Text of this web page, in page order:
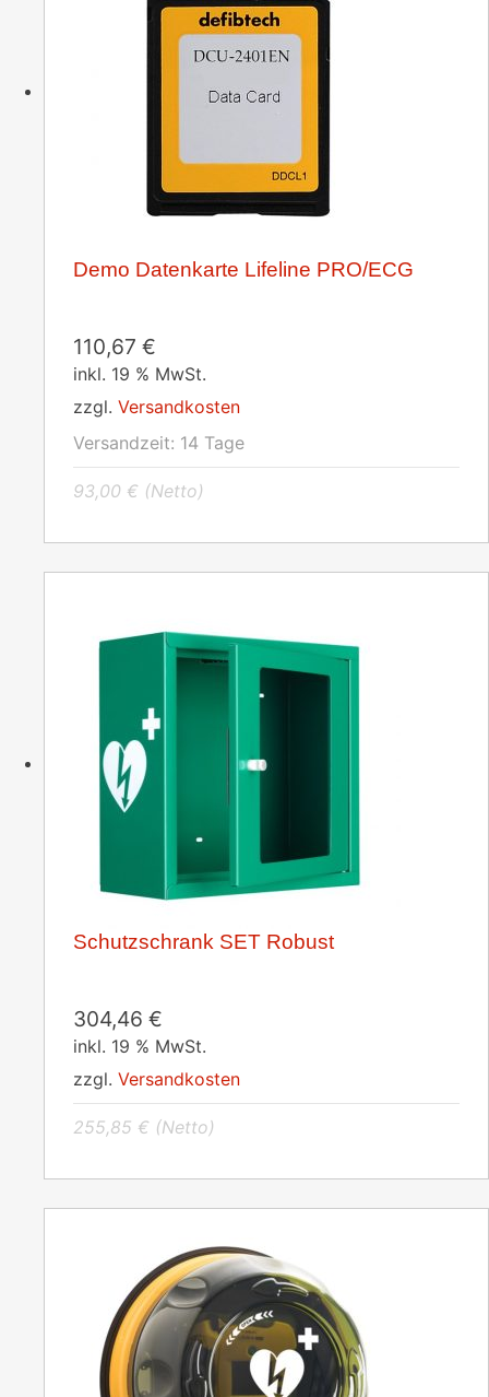
Demo Datenkarte Lifeline PRO/ECG
110,67 €
inkl. 19 % MwSt.
zzgl. Versandkosten
Versandzeit: 14 Tage
93,00 € (Netto)
Schutzschrank SET Robust
304,46 €
inkl. 19 % MwSt.
zzgl. Versandkosten
255,85 € (Netto)